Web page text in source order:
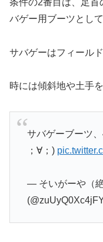
バゲー用ブーツとし
サバゲーはフィール
時には傾斜地や土手
サバゲーブーツ
；∀；)
— そいがーや（